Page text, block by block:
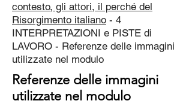
contesto, gli attori, il perché del
Risorgimento italiano - 4
INTERPRETAZIONI e PISTE di
LAVORO - Referenze delle immagini
utilizzate nel modulo
Referenze delle immagini
utilizzate nel modulo